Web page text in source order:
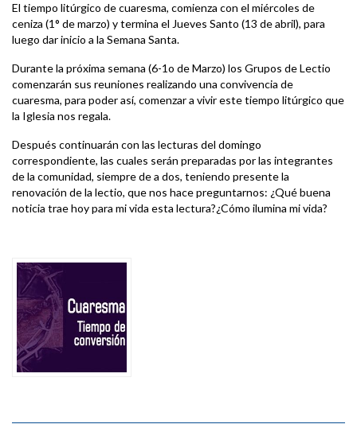
El tiempo litúrgico de cuaresma, comienza con el miércoles de
ceniza (1° de marzo) y termina el Jueves Santo (13 de abril), para
luego dar inicio a la Semana Santa.
Durante la próxima semana (6-1o de Marzo) los Grupos de Lectio
comenzarán sus reuniones realizando una convivencia de
cuaresma, para poder así, comenzar a vivir este tiempo litúrgico que
la Iglesia nos regala.
Después continuarán con las lecturas del domingo
correspondiente, las cuales serán preparadas por las integrantes
de la comunidad, siempre de a dos, teniendo presente la
renovación de la lectio, que nos hace preguntarnos: ¿Qué buena
noticia trae hoy para mi vida esta lectura?¿Cómo ilumina mi vida?